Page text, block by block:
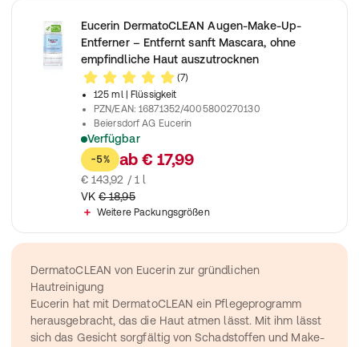
Eucerin DermatoCLEAN Augen-Make-Up-
Entferner – Entfernt sanft Mascara, ohne
empfindliche Haut auszutrocknen
(7)
125 ml
| Flüssigkeit
PZN/EAN:16871352/4005800270130
Beiersdorf AG Eucerin
Verfügbar
Eucerin DermatoCLEAN Augen-Make-Up-Entferner entfernt
-5% ab € 17,99
€ 143,92 / 1 l
VK € 18,95
Weitere Packungsgrößen
DermatoCLEAN von Eucerin zur gründlichen
Hautreinigung
Eucerin hat mit DermatoCLEAN ein Pflegeprogramm
herausgebracht, das die Haut atmen lässt. Mit ihm lässt
sich das Gesicht sorgfältig von Schadstoffen und Make-